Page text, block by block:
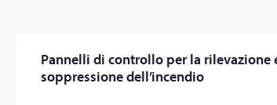
Pannelli di controllo per la rilevazione
soppressione dell’incendio